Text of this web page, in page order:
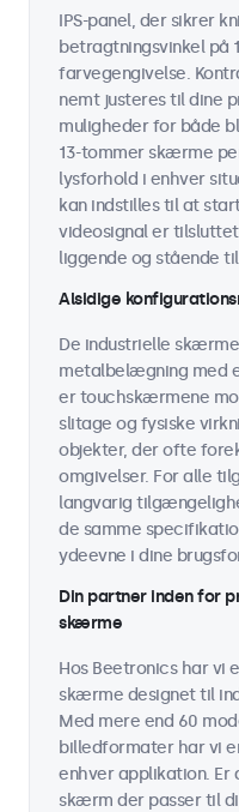
IPS-panel, der sikrer
betragtningsvinkel på
farvegengivelse.
nemt justeres til dine
muligheder for både
13-tommer skærme
lysforhold i enhver
kan indstilles til at
videosignal er
liggende og stående
Alsidige
De industrielle
metalbelægning med
er touchskærmene
slitage og fysiske
objekter, der ofte
omgivelser. For alle
langvarig
de samme
ydeevne i dine
Din partner inden for
skærme
Hos Beetronics har vi
skærme designet til
Med mere end 60
billedformater har vi
enhver applikation. Er
skærm der passer til